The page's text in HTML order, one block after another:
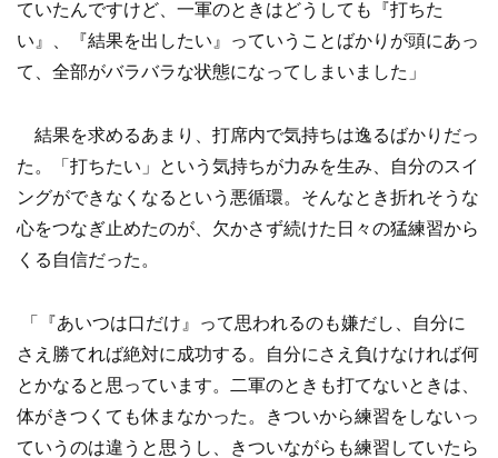
ていたんですけど、一軍のときはどうしても『打ちた
い』、『結果を出したい』っていうことばかりが頭にあっ
て、全部がバラバラな状態になってしまいました」
結果を求めるあまり、打席内で気持ちは逸るばかりだっ
た。「打ちたい」という気持ちが力みを生み、自分のスイ
ングができなくなるという悪循環。そんなとき折れそうな
心をつなぎ止めたのが、欠かさず続けた日々の猛練習から
くる自信だった。
「『あいつは口だけ』って思われるのも嫌だし、自分に
さえ勝てれば絶対に成功する。自分にさえ負けなければ何
とかなると思っています。二軍のときも打てないときは、
体がきつくても休まなかった。きついから練習をしないっ
ていうのは違うと思うし、きついながらも練習していたら